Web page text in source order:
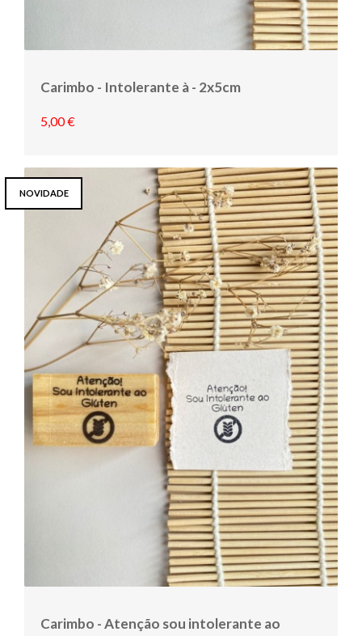
Carimbo - Intolerante à - 2x5cm
5,00 €
NOVIDADE
Carimbo - Atenção sou intolerante ao